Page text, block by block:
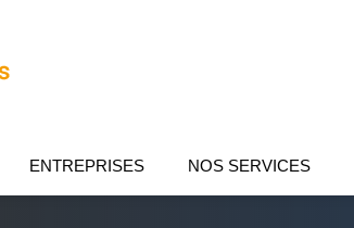
ENTREPRISES NOS SERVICES